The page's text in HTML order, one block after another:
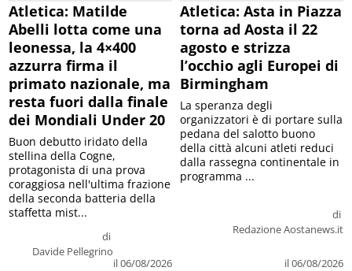
Atletica: Matilde
Abelli lotta come una
leonessa, la 4×400
azzurra firma il
primato nazionale, ma
resta fuori dalla finale
dei Mondiali Under 20
di
Davide Pellegrino
il 06/08/2026
Buon debutto iridato della
stellina della Cogne,
protagonista di una prova
coraggiosa nell'ultima frazione
della seconda batteria della
staffetta mist...
Atletica: Asta in Piazza
torna ad Aosta il 22
agosto e strizza
l’occhio agli Europei di
Birmingham
di
Redazione Aostanews.it
il 06/08/2026
La speranza degli
organizzatori è di portare sulla
pedana del salotto buono
della città alcuni atleti reduci
dalla rassegna continentale in
programma ...